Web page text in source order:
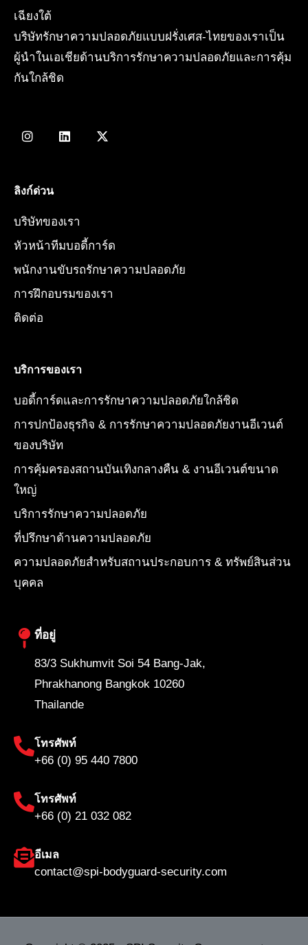
เฉียงใต้
บริษัทรักษาความปลอดภัยแบบฝรั่งเศส-ไทยของเราเป็น
ผู้นำในเอเชียด้านบริการรักษาความปลอดภัยและการคุ้ม
กันใกล้ชิด
I
n
g
a
m
L
i
X
-
ลิงก์ด่วน
บริษัทของเรา
หัวหน้าทีมบอดี้การ์ด
พนักงานขับรถรักษาความปลอดภัย
การฝึกอบรมของเรา
ติดต่อ
บริการของเรา
บอดี้การ์ดและการรักษาความปลอดภัยใกล้ชิด
การปกป้องธุรกิจ & การรักษาความปลอดภัยงานอีเวนต์
ของบริษัท
การคุ้มครองสถานบันเทิงกลางคืน & งานอีเวนต์ขนาด
ใหญ่
บริการรักษาความปลอดภัย
ที่ปรึกษาด้านความปลอดภัย
ความปลอดภัยสำหรับสถานประกอบการ & ทรัพย์สินส่วน
บุคคล
ที่อยู่
83/3 Sukhumvit Soi 54 Bang-Jak,
Phrakhanong Bangkok 10260
Thailande
โทรศัพท์
+66 (0) 95 440 7800
โทรศัพท์
+66 (0) 21 032 082
อีเมล
contact@spi-bodyguard-security.com